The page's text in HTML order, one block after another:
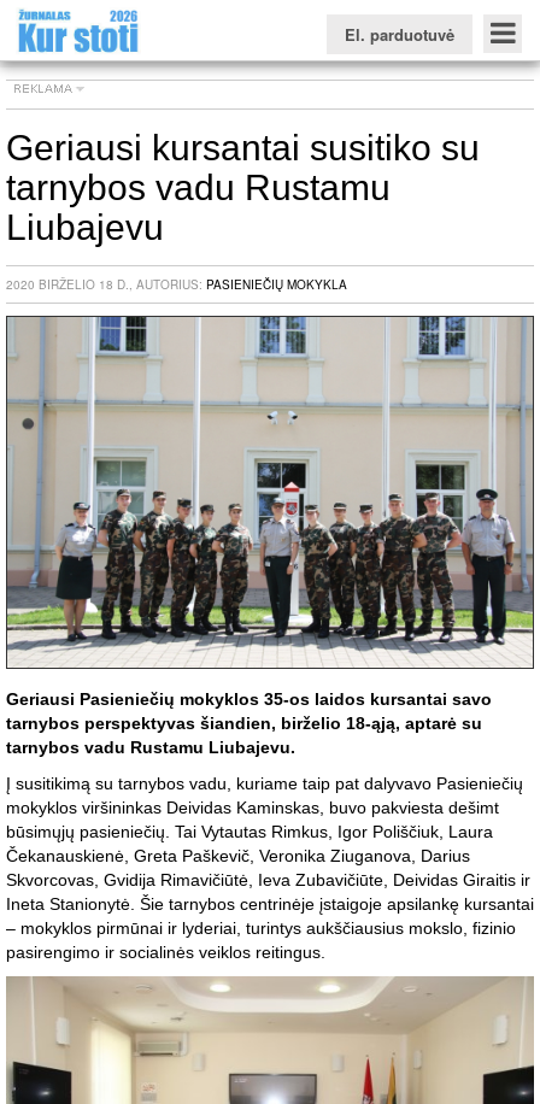
El. parduotuvė
Konkursinio balo skaičiuoklė Žurnalas KUR STOTI Žurnalas KUO BŪTI
FORUMAS Naujienos Svarbiausios datos
Universitetų sritis
Kolegijų sritis
Profesinių mokyklų sritis
Geriausi kursantai susitiko su
tarnybos vadu Rustamu
Liubajevu
2020 BIRŽELIO 18 D., AUTORIUS: PASIENIEČIŲ MOKYKLA
Geriausi Pasieniečių mokyklos 35-os laidos kursantai savo
tarnybos perspektyvas šiandien, birželio 18-ąją, aptarė su
tarnybos vadu Rustamu Liubajevu.
Į susitikimą su tarnybos vadu, kuriame taip pat dalyvavo Pasieniečių
mokyklos viršininkas Deividas Kaminskas, buvo pakviesta dešimt
būsimųjų pasieniečių. Tai Vytautas Rimkus, Igor Poliščiuk, Laura
Čekanauskienė, Greta Paškevič, Veronika Ziuganova, Darius
Skvorcovas, Gvidija Rimavičiūtė, Ieva Zubavičiūte, Deividas Giraitis ir
Ineta Stanionytė. Šie tarnybos centrinėje įstaigoje apsilankę kursantai
– mokyklos pirmūnai ir lyderiai, turintys aukščiausius mokslo, fizinio
pasirengimo ir socialinės veiklos reitingus.